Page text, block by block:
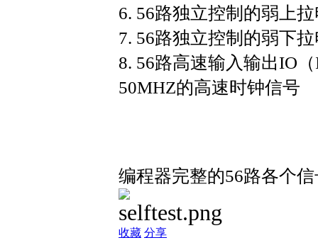
6. 56路独立控制的弱上
7. 56路独立控制的弱下
8. 56路高速输入输出IO
50MHZ的高速时钟信号
编程器完整的56路各个
收藏 分享